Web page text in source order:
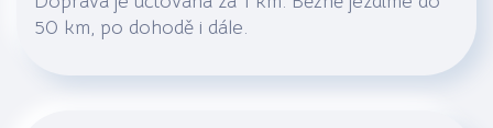
50 km, po dohodě i dále.